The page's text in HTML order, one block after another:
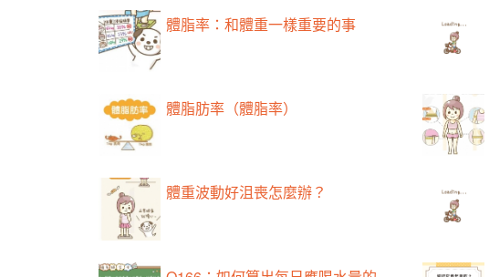
體脂率：和體重一樣重要的事
​體脂肪率（體脂率）
體重波動好沮喪怎麼辦？